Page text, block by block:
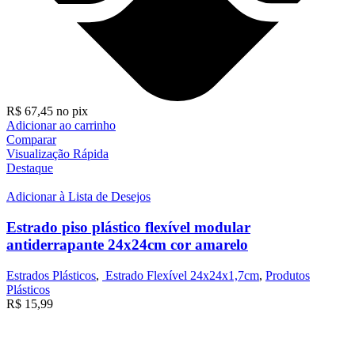
R$ 67,45 no pix
Adicionar ao carrinho
Comparar
Visualização Rápida
Destaque
Adicionar à Lista de Desejos
Estrado piso plástico flexível modular
antiderrapante 24x24cm cor amarelo
Estrados Plásticos, Estrado Flexível 24x24x1,7cm, Produtos
Plásticos
R$ 15,99